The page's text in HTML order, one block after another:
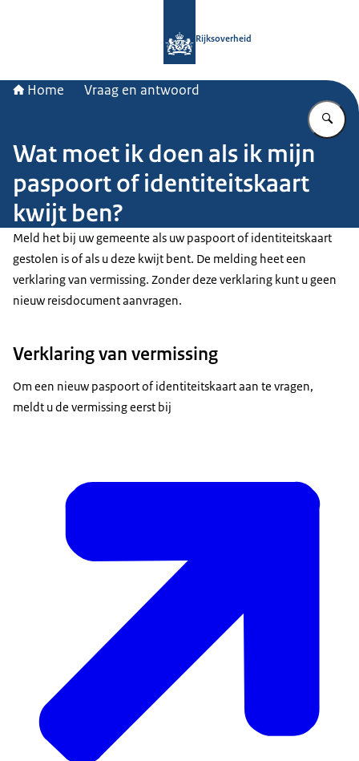
Rijksoverheid
Home Vraag en antwoord
Wat moet ik doen als ik mijn
paspoort of identiteitskaart
kwijt ben?
Meld het bij uw gemeente als uw paspoort of identiteitskaart
gestolen is of als u deze kwijt bent. De melding heet een
verklaring van vermissing. Zonder deze verklaring kunt u geen
nieuw reisdocument aanvragen.
Verklaring van vermissing
Om een nieuw paspoort of identiteitskaart aan te vragen,
meldt u de vermissing eerst bij